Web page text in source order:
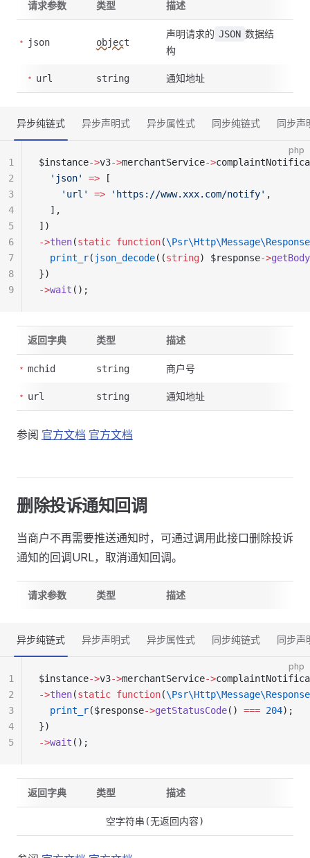
请求参数 类型 描述
json object
声明请求的 JSON 数据结
构
url string 通知地址
异步纯链式 异步声明式 异步属性式 同步纯链式 同步声
php
$instance->v3->merchantService->
  'json'
=> [
    'url'
=> 'https://www.xxx.com/notify' ,
  ],
])
->then(static function(
  print_r
( json_decode((string) $response->getBody
})
->wait ();
1
2
3
4
5
6
7
8
9
返回字典 类型 描述
mchid string 商户号
url string 通知地址
参阅 官方文档 官方文档
删除投诉通知回调
当商户不再需要推送通知时，可通过调用此接口删除投诉
通知的回调URL，取消通知回调。
请求参数 类型 描述
异步纯链式 异步声明式 异步属性式 同步纯链式 同步声
php
$instance->v3->merchantService->
->then(static function(
  print_r
($response->getStatusCode() === 204);
})
->wait ();
1
2
3
4
5
返回字典 类型 描述
空字符串(无返回内容)